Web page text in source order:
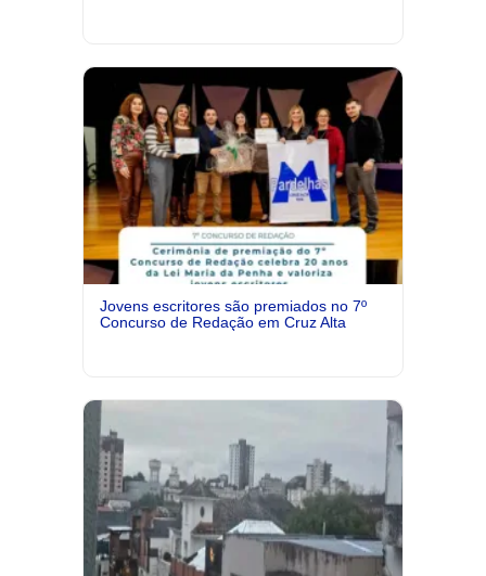
Jovens escritores são premiados no 7º
Concurso de Redação em Cruz Alta